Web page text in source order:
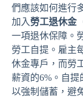
們應該如何進行
加入勞工退休金
一項退休保障。
勞工自提。雇主
休金專戶，而勞
薪資的6%。自
以強制儲蓄，避